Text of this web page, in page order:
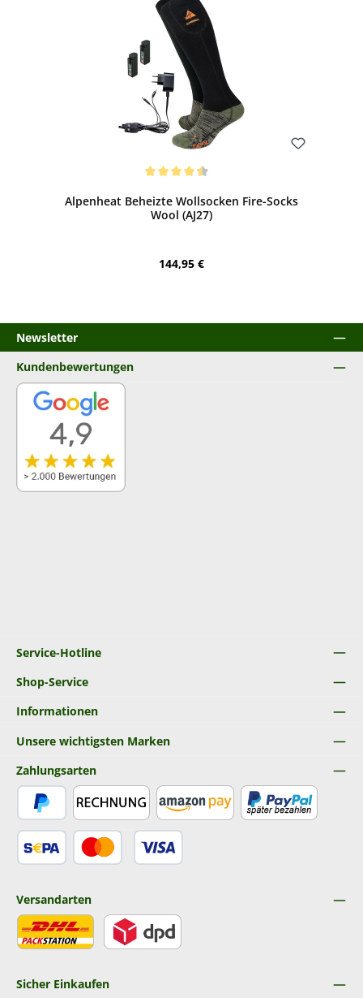
Alpenheat Beheizte Wollsocken Fire-Socks
Wool (AJ27)
Regulärer Preis:
144,95 €
Newsletter
Service-Hotline
Shop-Service
Informationen
Unsere wichtigsten Marken
Sicher Einkaufen
Kundenbewertungen
Zahlungsarten
Versandarten